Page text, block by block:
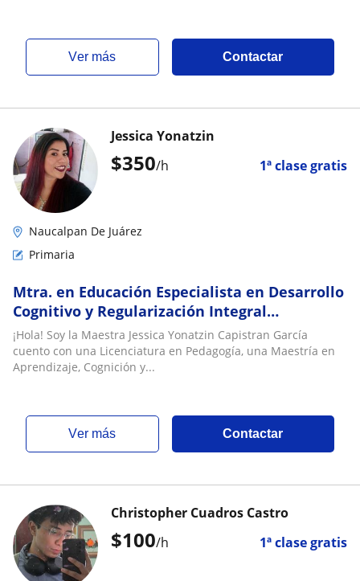
ver más Contactar
$350/h 1ª clase gratis
Jessica Yonatzin
Naucalpan De Juárez
Primaria
Mtra. en Educación Especialista en Desarrollo
Cognitivo y Regularización Integral
(Preescolar y Primaria)
¡Hola! Soy la Maestra Jessica Yonatzin Capistran García
cuento con una Licenciatura en Pedagogía, una Maestría en
Aprendizaje, Cognición y...
ver más Contactar
$100/h 1ª clase gratis
Christopher Cuadros Castro